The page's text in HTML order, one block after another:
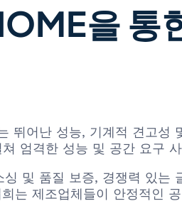
을
뛰어난 성능, 기계적 견고성
엄격한 성능 및 공간 요구
싱 및 품질 보증, 경쟁력 있
는 제조업체들이 안정적인